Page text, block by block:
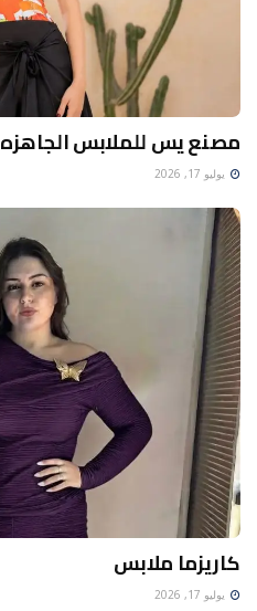
مصنع يس للملابس الجاهزه
يوليو 17, 2026
كاريزما ملابس
يوليو 17, 2026